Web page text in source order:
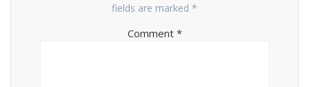
fields are marked *
Comment *